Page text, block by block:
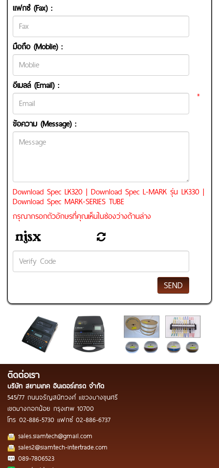
แฟกซ์ (Fax) :
มือถือ (Moblie) :
อีเมลล์ (Email) :
*
ข้อความ (Message) :
Download Spec LK320 | Download Spec L-MARK รุ่น LK330 |
Download Spec MARK-SERIES TUBE
กรุณากรอกตัวอักษรที่คุณเห็นในช่องว่างด้านล่าง
SEND
ติดต่อเรา
บริษัท สยามเทค อินเตอร์เทรด จำกัด
545/77 ถนนจรัญสนิทวงศ์ แขวงบางขุนศรี
เขตบางกอกน้อย กรุงเทพ 10700
โทร 02-886-5730 แฟกซ์ 02-886-6737
sales.siamtech@gmail.com
sales2@siamtech-intertrade.com
089-7806523